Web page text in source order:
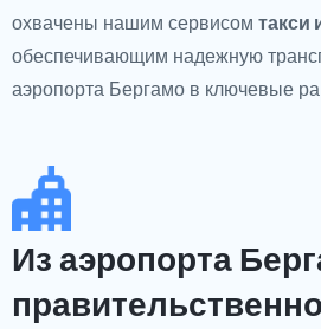
охвачены нашим сервисом такси
обеспечивающим надежную
аэропорта Бергамо в ключевые
Из аэропорта